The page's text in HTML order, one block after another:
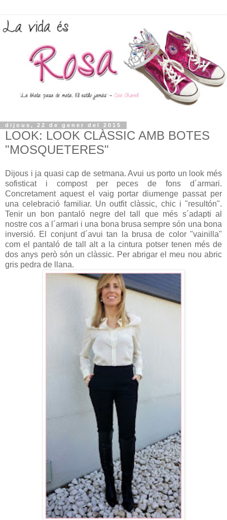
dijous, 22 de gener del 2015
LOOK: LOOK CLÀSSIC AMB BOTES
"MOSQUETERES"
Dijous i ja quasi cap de setmana. Avui us porto un look més
sofisticat i compost per peces de fons d´armari.
Concretament aquest el vaig portar diumenge passat per
una celebració familiar. Un outfit clàssic, chic i "resultón".
Tenir un bon pantaló negre del tall que més s´adapti al
nostre cos a l´armari i una bona brusa sempre són una bona
inversió. El conjunt d´avui tan la brusa de color "vainilla"
com el pantaló de tall alt a la cintura potser tenen més de
dos anys però són un clàssic. Per abrigar el meu nou abric
gris pedra de llana.